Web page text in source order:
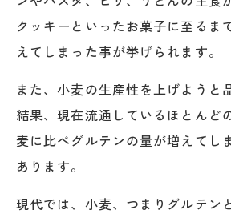
クッキーといったお菓子に至るま
えてしまった事が挙げられます。
また、小麦の生産性を上げようと
結果、現在流通しているほとんど
麦に比べグルテンの量が増えてし
あります。
現代では、小麦、つまりグルテン